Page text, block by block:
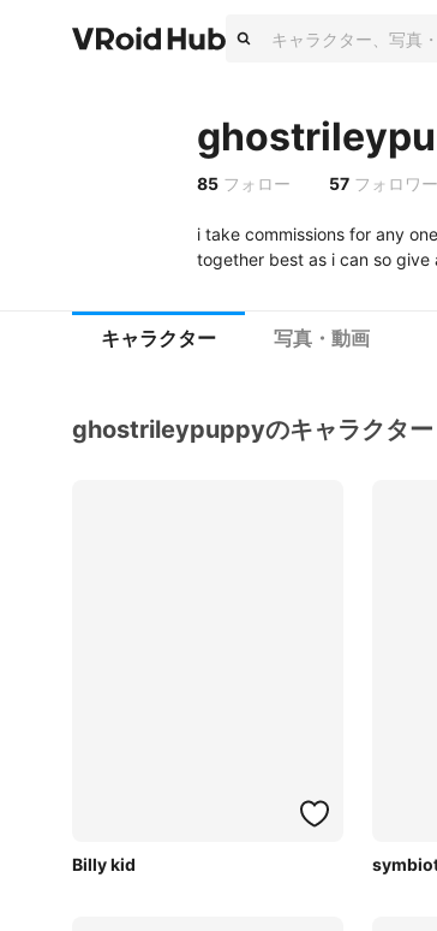
85 フォロー 57 フォロワー
i take commissions for any
together best as i can so give
キャラクター 写真・動画
ghostrileypuppyのキャラクター
Billy kid